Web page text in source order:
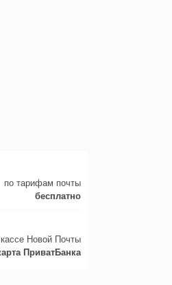
по тарифам почты
бесплатно
Новой Почты
ПриватБанка